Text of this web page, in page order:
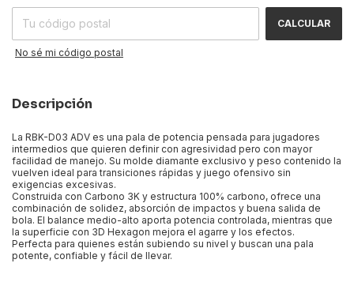
CALCULAR
No sé mi código postal
Descripción
La RBK-D03 ADV es una pala de potencia pensada para jugadores
intermedios que quieren definir con agresividad pero con mayor
facilidad de manejo. Su molde diamante exclusivo y peso contenido la
vuelven ideal para transiciones rápidas y juego ofensivo sin
exigencias excesivas.
Construida con Carbono 3K y estructura 100% carbono, ofrece una
combinación de solidez, absorción de impactos y buena salida de
bola. El balance medio-alto aporta potencia controlada, mientras que
la superficie con 3D Hexagon mejora el agarre y los efectos.
Perfecta para quienes están subiendo su nivel y buscan una pala
potente, confiable y fácil de llevar.